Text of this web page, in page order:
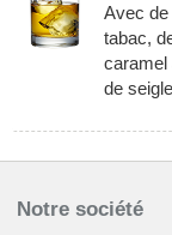
Avec
tabac,
caramel
de
Notre société